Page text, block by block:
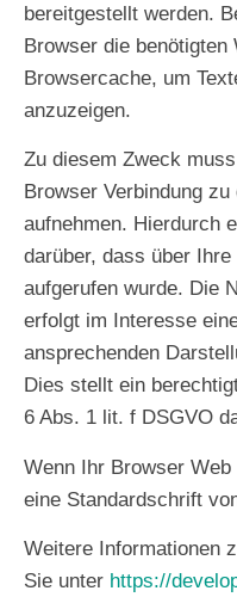
bereitgestellt werden.
Browser die benötigten
Browsercache, um
anzuzeigen.
Zu diesem Zweck
Browser Verbindung
aufnehmen. Hierdurch
darüber, dass über
aufgerufen wurde. Die
erfolgt im Interesse
ansprechenden
Dies stellt ein
6 Abs. 1 lit. f DSGVO
Wenn Ihr Browser
eine Standardschrift
Weitere Informationen
Sie unter https://